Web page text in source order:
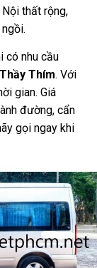
thất rộng,
có nhu cầu
Thím. Với
gian. Giá
đường, cẩn
gọi ngay khi